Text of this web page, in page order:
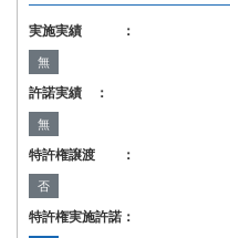
実施実績 ：
無
許諾実績 ：
無
特許権譲渡 ：
否
特許権実施許諾：